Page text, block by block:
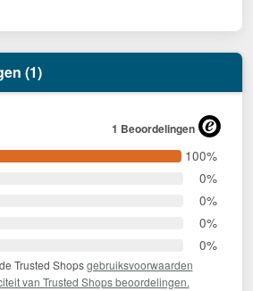
(1)
1 Beoordelingen
100%
0%
0%
0%
0%
Trusted Shopsgebruiksvoorwaarden
van Trusted Shops beoordelingen.